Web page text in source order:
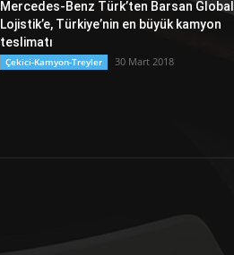
Mercedes-Benz Türk’ten Barsan Global
Lojistik’e, Türkiye’nin en büyük kamyon
teslimatı
Çekici-Kamyon-Treyler 30 Mart 2018